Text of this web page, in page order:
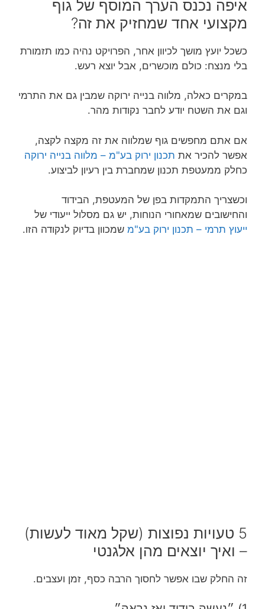
איפה נכנס הערך המוסף של גוף
מקצועי אחד שמחזיק את זה?
כשכל יועץ מושך לכיוון אחר, הפרויקט נהיה כמו תזמורת
בלי מנצח: כולם מוכשרים, אבל יוצא רעש.
במקרים כאלה, מלווה בנייה ירוקה שמבין גם את התרמי
וגם את השטח יודע לחבר נקודות מהר.
אם אתם מחפשים גוף שמלווה את זה מקצה לקצה,
אפשר להכיר את תכנון ירוק בע"מ – מלווה בנייה ירוקה
כחלק ממעטפת תכנון שמחברת בין רעיון לביצוע.
וכשצריך התמקדות בפן של המעטפת, הבידוד
והחישובים שמאחורי הנוחות, יש גם מסלול ייעודי של
ייעוץ תרמי – תכנון ירוק בע"מ שמכוון בדיוק לנקודה הזו.
5 טעויות נפוצות (שקל מאוד לעשות)
– ואיך יוצאים מהן אלגנטי
זה החלק שבו אפשר לחסוך הרבה כסף, זמן ועצבים.